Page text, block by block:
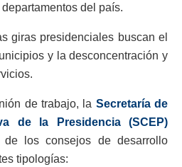
del país.
giras presidenciales buscan el
y la desconcentración y
de trabajo, la Secretaría de
de la Presidencia (SCEP)
los consejos de desarrollo
tipologías: